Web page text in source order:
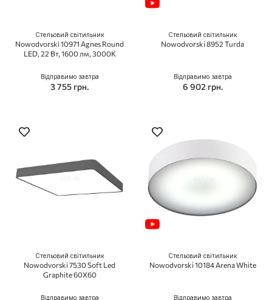
Стельовий світильник
Nowodvorski 10971 Agnes Round
LED, 22 Вт, 1600 лм, 3000K
Відправимо завтра
3 755 грн.
Стельовий світильник
Nowodvorski 8952 Turda
Відправимо завтра
6 902 грн.
Стельовий світильник
Nowodvorski 7530 Soft Led
Graphite 60X60
Відправимо завтра
Стельовий світильник
Nowodvorski 10184 Arena White
Відправимо завтра